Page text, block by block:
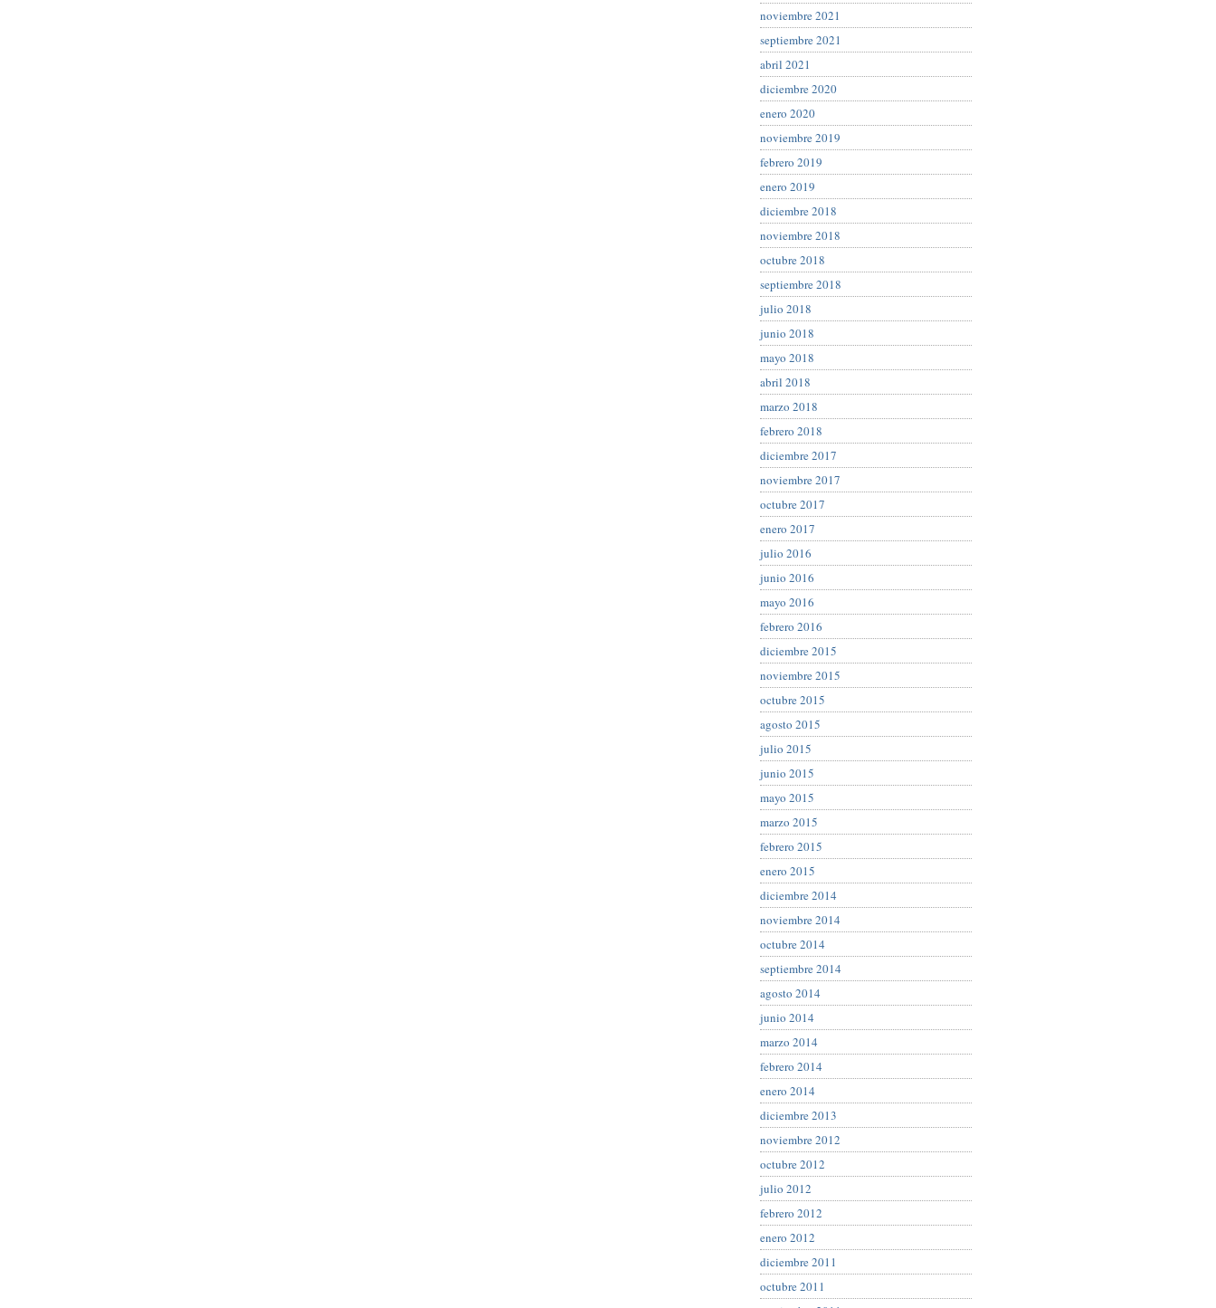
noviembre 2021
septiembre 2021
abril 2021
diciembre 2020
enero 2020
noviembre 2019
febrero 2019
enero 2019
diciembre 2018
noviembre 2018
octubre 2018
septiembre 2018
julio 2018
junio 2018
mayo 2018
abril 2018
marzo 2018
febrero 2018
diciembre 2017
noviembre 2017
octubre 2017
enero 2017
julio 2016
junio 2016
mayo 2016
febrero 2016
diciembre 2015
noviembre 2015
octubre 2015
agosto 2015
julio 2015
junio 2015
mayo 2015
marzo 2015
febrero 2015
enero 2015
diciembre 2014
noviembre 2014
octubre 2014
septiembre 2014
agosto 2014
junio 2014
marzo 2014
febrero 2014
enero 2014
diciembre 2013
noviembre 2012
octubre 2012
julio 2012
febrero 2012
enero 2012
diciembre 2011
octubre 2011